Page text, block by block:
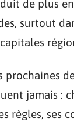
de plus
surtout
prochaines
jamais :
règles, ses